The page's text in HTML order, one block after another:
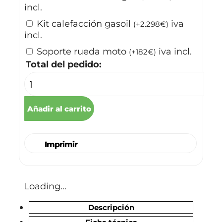
incl.
⁠Kit calefacción gasoil (+2.298€) iva
incl.
⁠⁠Soporte rueda moto (+182€) iva incl.
Total del pedido:
Añadir al carrito
Imprimir
Loading...
Descripción